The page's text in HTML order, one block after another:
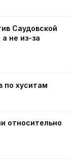
Саудовской
не из-за
по хуситам
относительно